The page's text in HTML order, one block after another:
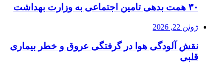
۳۰ همت بدهی تامین اجتماعی به وزارت بهداشت
ژوئن 22, 2026
نقش آلودگی هوا در گرفتگی عروق و خطر بیماری
قلبی